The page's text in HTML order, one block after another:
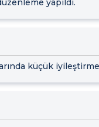
küçük